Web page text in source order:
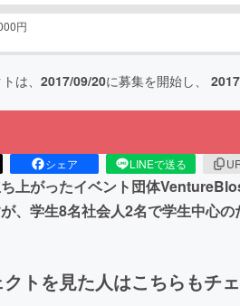
円
は、 2017/09/20に募集を開始し、
シェア LINEで送る
上がったイベント団体
、学生8名社会人2名で学生中心
トを見た人はこちらもチ